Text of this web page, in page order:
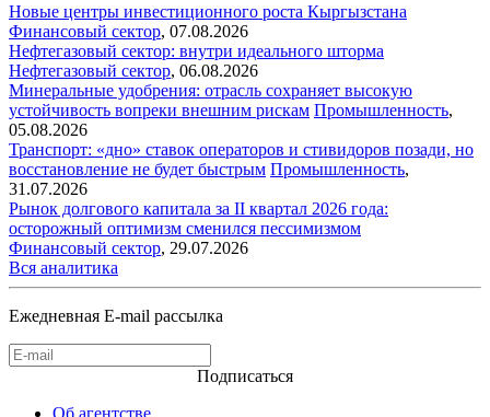
Новые центры инвестиционного роста Кыргызстана
Финансовый сектор, 07.08.2026
Нефтегазовый сектор: внутри идеального шторма
Нефтегазовый сектор, 06.08.2026
Минеральные удобрения: отрасль сохраняет высокую
устойчивость вопреки внешним рискам Промышленность,
05.08.2026
Транспорт: «дно» ставок операторов и стивидоров позади, но
восстановление не будет быстрым Промышленность,
31.07.2026
Рынок долгового капитала за II квартал 2026 года:
осторожный оптимизм сменился пессимизмом
Финансовый сектор, 29.07.2026
Вся аналитика
Ежедневная E-mail рассылка
Подписаться
Об агентстве